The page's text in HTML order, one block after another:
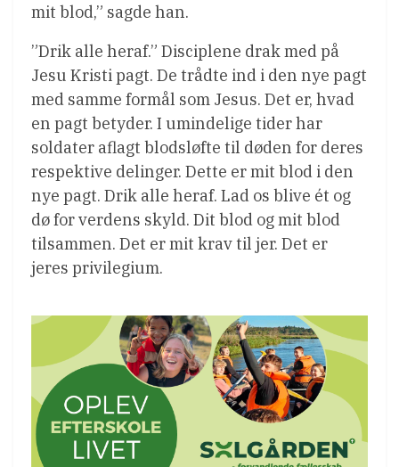
mit blod,” sagde han.
”Drik alle heraf.” Disciplene drak med på
Jesu Kristi pagt. De trådte ind i den nye pagt
med samme formål som Jesus. Det er, hvad
en pagt betyder. I umindelige tider har
soldater aflagt blodsløfte til døden for deres
respektive delinger. Dette er mit blod i den
nye pagt. Drik alle heraf. Lad os blive ét og
dø for verdens skyld. Dit blod og mit blod
tilsammen. Det er mit krav til jer. Det er
jeres privilegium.